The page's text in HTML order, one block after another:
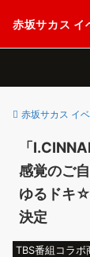
赤坂サカス
赤坂サカス イ
「
感覚のご
ゆるドキ
決定
TBS番組コラボ